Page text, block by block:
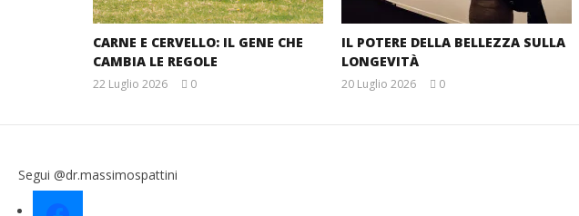
CARNE E CERVELLO: IL GENE CHE
CAMBIA LE REGOLE
22 Luglio 2026
0
IL POTERE DELLA BELLEZZA SULLA
LONGEVITÀ
20 Luglio 2026
0
Segui @dr.massimospattini
facebook